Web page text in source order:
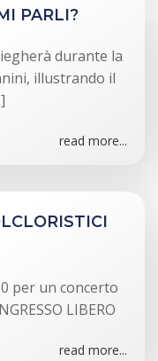
PARLI?
durante la
illustrando il
read more...
per un concerto
LIBERO
read more...